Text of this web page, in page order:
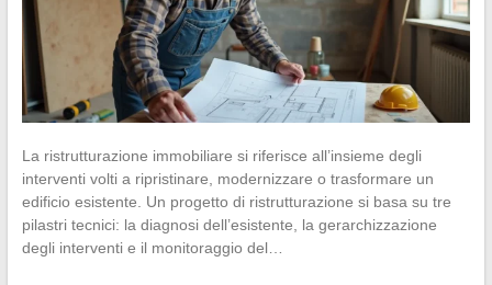
La ristrutturazione immobiliare si riferisce all’insieme degli
interventi volti a ripristinare, modernizzare o trasformare un
edificio esistente. Un progetto di ristrutturazione si basa su tre
pilastri tecnici: la diagnosi dell’esistente, la gerarchizzazione
degli interventi e il monitoraggio del…